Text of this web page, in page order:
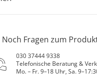
Noch Fragen zum
030 37444 9338
Telefonische Beratung &
Mo. – Fr. 9–18 Uhr, Sa.